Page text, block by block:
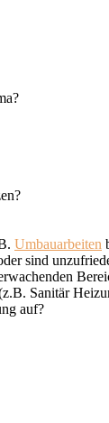
Umbauarbeiten
sind
Sanitär
auf?